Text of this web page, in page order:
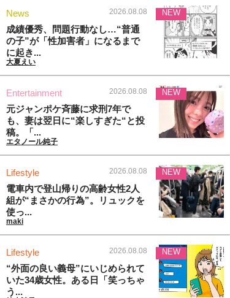
News 2026.08.08
成績優秀、問題行動なし…“普通
の子”が「性加害者」になるまで
に起き...
大夏えい
NEW
Entertainment 2026.08.08
元ジャンポケ斉藤に求刑7年で
も、妻は翌日に“楽しすぎた“と投
稿。「...
エタノール純子
NEW
Lifestyle 2026.08.08
電車内で登山帰りの高齢女性2人
組が“まさかの行為”。リュックを
使っ...
maki
NEW
Lifestyle 2026.08.08
“外面の良い義母”にいじめられて
いた34歳女性。ある日「笑っちゃ
う...
NEW